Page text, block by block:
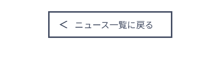
ニュース一覧に戻る